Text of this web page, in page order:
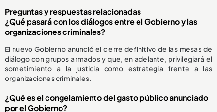
Preguntas y respuestas relacionadas
¿Qué pasará con los diálogos entre el Gobierno y las
organizaciones criminales?
El nuevo Gobierno anunció el cierre definitivo de las mesas de
diálogo con grupos armados y que, en adelante, privilegiará el
sometimiento a la justicia como estrategia frente a las
organizaciones criminales.
¿Qué es el congelamiento del gasto público anunciado
por el Gobierno?